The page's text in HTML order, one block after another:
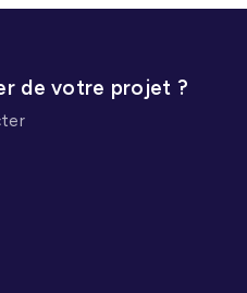
de votre projet ?